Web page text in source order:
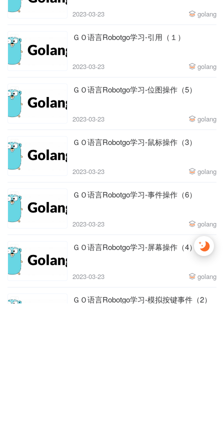
2023-03-23 golang
ＧＯ语言Robotgo学习-引用（１）
2023-03-23 golang
ＧＯ语言Robotgo学习-位图操作（5）
2023-03-23 golang
ＧＯ语言Robotgo学习-鼠标操作（3）
2023-03-23 golang
ＧＯ语言Robotgo学习-事件操作（6）
2023-03-23 golang
ＧＯ语言Robotgo学习-屏幕操作（4）
2023-03-23 golang
ＧＯ语言Robotgo学习-模拟按键事件（2）